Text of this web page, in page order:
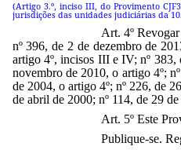
(Artigo 3.º, inciso III, do Provimento
jurisdições das unidades judiciárias da
Art. 4º
nº 396, de 2 de dezembro de
artigo 4º, incisos III e IV; nº 383,
novembro de 2010, o artigo 4º;
de 2004, o artigo 4º; nº 226, de
de abril de 2000; nº 114, de 29
Art. 5º Este
Publique-se.